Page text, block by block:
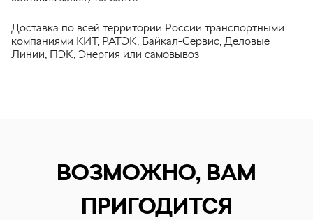
Доставка по всей территории России транспортными
компаниями КИТ, РАТЭК, Байкал-Сервис, Деловые
Линии, ПЭК, Энергия или самовывоз
ВОЗМОЖНО, ВАМ
ПРИГОДИТСЯ